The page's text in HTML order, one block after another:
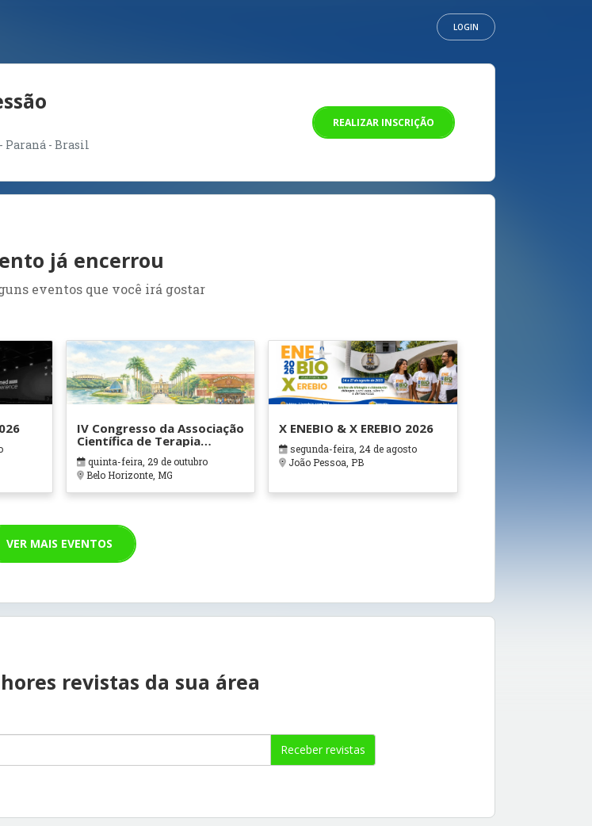
LOGIN
Paraná - Brasil
REALIZAR INSCRIÇÃO
já encerrou
eventos que você irá gostar
IV Congresso da Associação
Científica de Terapia
Ocupacional em Contextos
Hospitalares e Cuidados
Paliativos - ATOHOSP
quinta-feira, 29 de outubro
Belo Horizonte, MG
X ENEBIO & X EREBIO 2026
segunda-feira, 24 de agosto
João Pessoa, PB
VER MAIS EVENTOS
revistas da sua área
Receber revistas